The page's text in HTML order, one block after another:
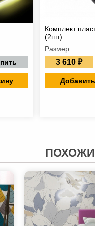
Комплект
(2шт)
Размер:
3 610 ₽